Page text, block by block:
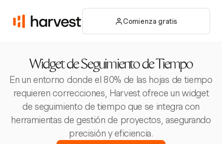
Comienza gratis
Widget de Seguimiento de Tiempo
En un entorno donde el 80% de las hojas de tiempo
requieren correcciones, Harvest ofrece un widget
de seguimiento de tiempo que se integra con
herramientas de gestión de proyectos, asegurando
precisión y eficiencia.